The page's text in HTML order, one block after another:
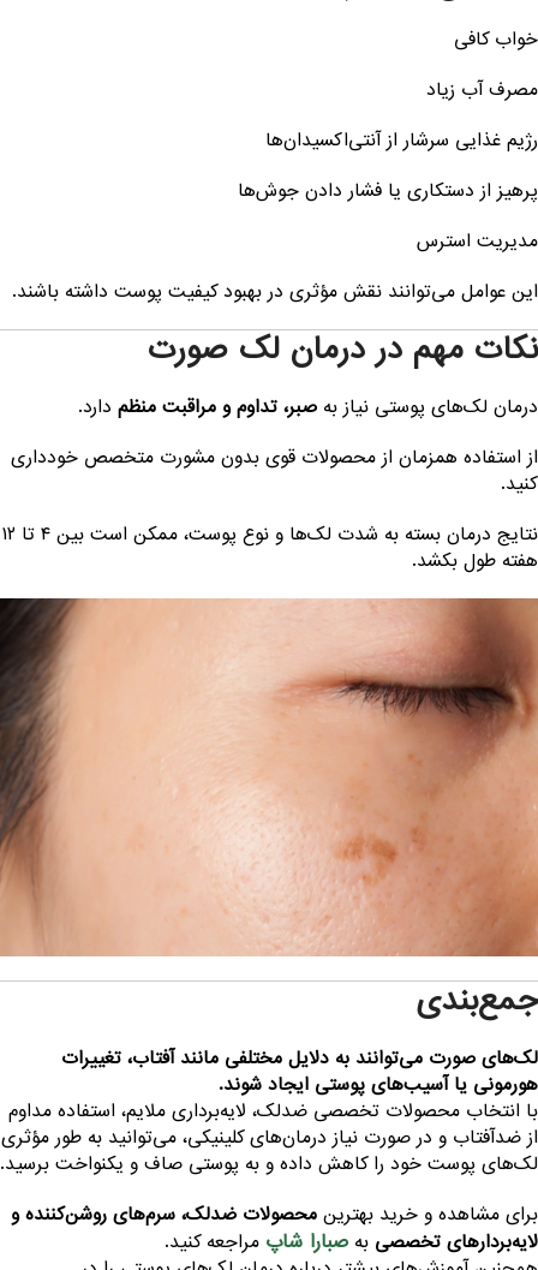
خواب کافی
مصرف آب زیاد
رژیم غذایی سرشار از آنتی‌اکسیدان‌ها
پرهیز از دستکاری یا فشار دادن جوش‌ها
مدیریت استرس
این عوامل می‌توانند نقش مؤثری در بهبود کیفیت پوست داشته باشند.
نکات مهم در درمان لک صورت
درمان لک‌های پوستی نیاز به صبر، تداوم و مراقبت منظمدارد.
از استفاده همزمان از محصولات قوی بدون مشورت متخصص خودداری
کنید.
نتایج درمان بسته به شدت لک‌ها و نوع پوست، ممکن است بین ۴ تا ۱۲
هفته طول بکشد.
جمع‌بندی
لک‌های صورت می‌توانند به دلایل مختلفی مانند آفتاب، تغییرات
هورمونی یا آسیب‌های پوستی ایجاد شوند.
با انتخاب محصولات تخصصی ضدلک، لایه‌برداری ملایم، استفاده مداوم
از ضدآفتاب و در صورت نیاز درمان‌های کلینیکی، می‌توانید به طور مؤثری
لک‌های پوست خود را کاهش داده و به پوستی صاف و یکنواخت برسید.
برای مشاهده و خرید بهترین محصولات ضدلک، سرم‌های روشن‌کننده و
لایه‌بردارهای تخصصی به صبارا شاپ مراجعه کنید.